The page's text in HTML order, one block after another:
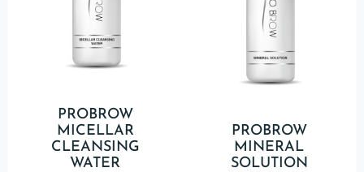
PROBROW
MICELLAR
CLEANSING
WATER
PROBROW
MINERAL
SOLUTION